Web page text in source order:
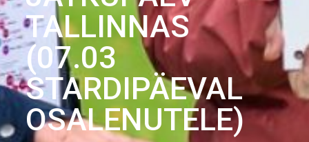
TALLINNAS
(07.03
STARDIPÄEVAL
OSALENUTELE)